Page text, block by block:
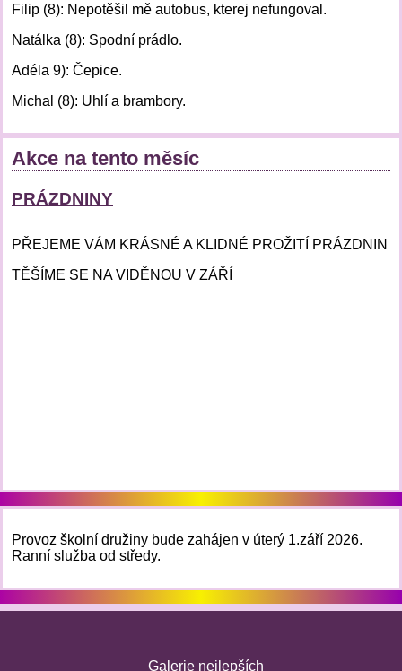
Filip (8): Nepotěšil mě autobus, kterej nefungoval.
Natálka (8): Spodní prádlo.
Adéla 9): Čepice.
Michal (8): Uhlí a brambory.
Akce na tento měsíc
PRÁZDNINY
PŘEJEME VÁM KRÁSNÉ A KLIDNÉ PROŽITÍ PRÁZDNIN
TĚŠÍME SE NA VIDĚNOU V ZÁŘÍ
Provoz školní družiny bude zahájen v úterý 1.září 2026.
Ranní služba od středy.
Galerie nejlepších